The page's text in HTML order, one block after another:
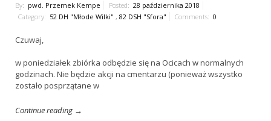
By: pwd. Przemek Kempe Posted: 28 października 2018
Category: 52 DH "Młode Wilki" , 82 DSH "Sfora" Comments: 0
Czuwaj,
w poniedziałek zbiórka odbędzie się na Ocicach w normalnych
godzinach. Nie będzie akcji na cmentarzu (ponieważ wszystko
zostało posprzątane w
Continue reading →